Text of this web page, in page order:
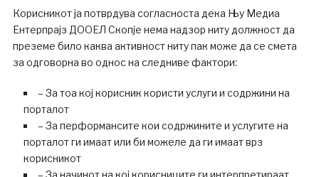
Корисникот ја потврдува согласноста дека Њу Медиа
Ентерпрајз ДООЕЛ Скопје нема надзор ниту должност да
преземе било каква активност ниту пак може да се смета
за одговорна во однос на следниве фактори:
– За тоа кој корисник користи услуги и содржини на
порталот
– За перформансите кои содржините и услугите на
порталот ги имаат или би можеле да ги имаат врз
корисникот
– За начинот на кој корисниците ги интерпретираат